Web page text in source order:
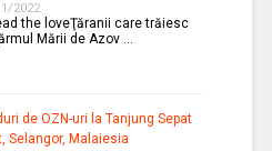
2022
the loveŢăranii care trăiesc
Mării de Azov …
de OZN-uri la Tanjung Sepat
Selangor, Malaiesia